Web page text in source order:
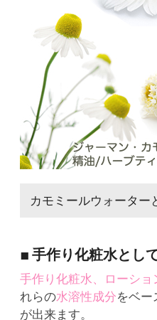
カモミールウォーター
■ 手作り化粧水とし
手作り化粧水、ローショ
れらの水溶性成分をベー
が出来ます。